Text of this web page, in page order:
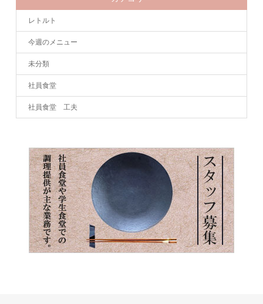
レトルト
今週のメニュー
未分類
社員食堂
社員食堂 工夫